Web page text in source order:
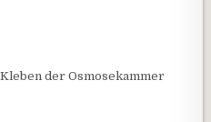
der Osmosekammer